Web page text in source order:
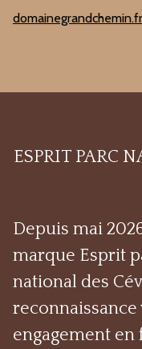
domainegrandchemin.fr
ESPRIT PARC
Depuis mai
marque Esprit
national des
engagement